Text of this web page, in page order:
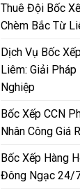
Thuê Đội Bốc
Chèm Bắc Từ
Dịch Vụ Bốc
Liêm: Giải Pháp
Nghiệp
Bốc Xếp CCN
Nhân Công Giá
Bốc Xếp Hàng
Đông Ngạc 24/